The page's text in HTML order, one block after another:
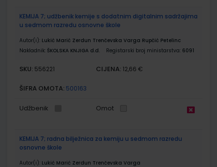
KEMIJA 7; udžbenik kemije s dodatnim digitalnim sadržajima
u sedmom razredu osnovne škole
Autor(i): Lukić Marić Zerdun Trenčevska Varga Rupčić Petelinc
Nakladnik: ŠKOLSKA KNJIGA d.d. Registarski broj ministarstva: 6091
SKU: 556221 CIJENA: 12,66 €
ŠIFRA OMOTA: 500163
Udžbenik Omot
KEMIJA 7; radna bilježnica za kemiju u sedmom razredu
osnovne škole
Autor(i): Lukić Marić Zerdun Trenčevska Varga